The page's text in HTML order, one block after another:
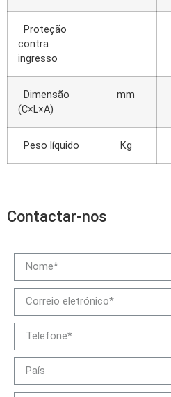
Proteção
contra
ingresso
Dimensão
(C×L×A)
mm
Peso líquido Kg
Contactar-nos